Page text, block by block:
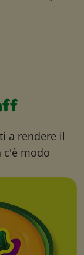
a rendere il
c'è modo